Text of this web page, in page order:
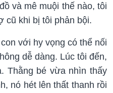
và mê muội thế nào, tôi
cũ khi bị tôi phản bội.
với hy vọng có thể nối
dễ dàng. Lúc tôi đến,
Thằng bé vừa nhìn thấy
nó hét lên thất thanh rồi